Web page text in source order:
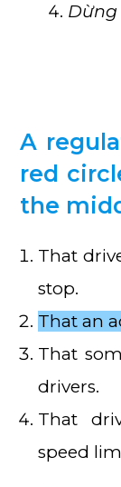
Dừng
A
red
the
That
stop.
That an
That
drivers.
That
speed